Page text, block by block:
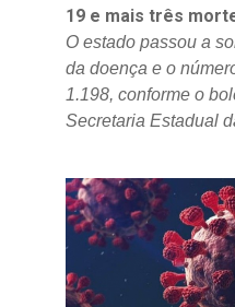
19 e mais três
O estado passou a
da doença e o
1.198, conforme o
Secretaria Estadual